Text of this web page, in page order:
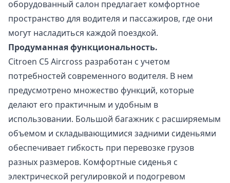
оборудованный салон предлагает комфортное
пространство для водителя и пассажиров, где они
могут насладиться каждой поездкой.
Продуманная функциональность.
Citroen C5 Aircross разработан с учетом
потребностей современного водителя. В нем
предусмотрено множество функций, которые
делают его практичным и удобным в
использовании. Большой багажник с расширяемым
объемом и складывающимися задними сиденьями
обеспечивает гибкость при перевозке грузов
разных размеров. Комфортные сиденья с
электрической регулировкой и подогревом